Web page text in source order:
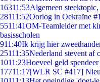
16311:53Algemeen
28111:52Oorlog in Oekraïne
5511:41OM-Teamleider met
basisscholen
911:40Ik krijg hier
25111:35Nederland stevent af
1011:23Hoeveel geld
17711:17[WLR SC #417]